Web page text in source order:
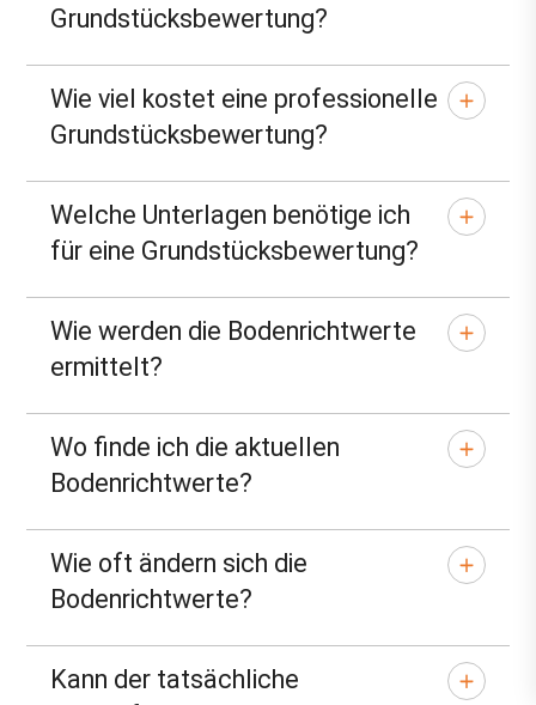
Grundstücksbewertung?
Wie viel kostet eine professionelle
Grundstücksbewertung?
Welche Unterlagen benötige ich
für eine Grundstücksbewertung?
Wie werden die Bodenrichtwerte
ermittelt?
Wo finde ich die aktuellen
Bodenrichtwerte?
Wie oft ändern sich die
Bodenrichtwerte?
Kann der tatsächliche